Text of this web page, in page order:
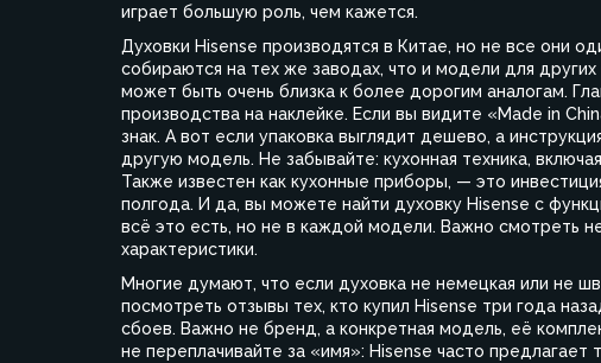
играет большую роль, чем кажется.
Духовки Hisense производятся в Китае, но не все они
собираются на тех же заводах, что и модели для
может быть очень близка к более дорогим аналогам.
производства на наклейке. Если вы видите «Made in
знак. А вот если упаковка выглядит дешево, а
другую модель. Не забывайте: кухонная техника,
Также известен как кухонные приборы, — это
полгода. И да, вы можете найти духовку Hisense с
всё это есть, но не в каждой модели. Важно смотреть
характеристики.
Многие думают, что если духовка не немецкая или не
посмотреть отзывы тех, кто купил Hisense три года
сбоев. Важно не бренд, а конкретная модель, её
не переплачивайте за «имя»: Hisense часто